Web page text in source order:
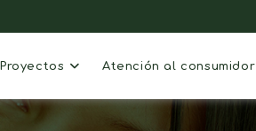
Proyectos Atención al consumidor